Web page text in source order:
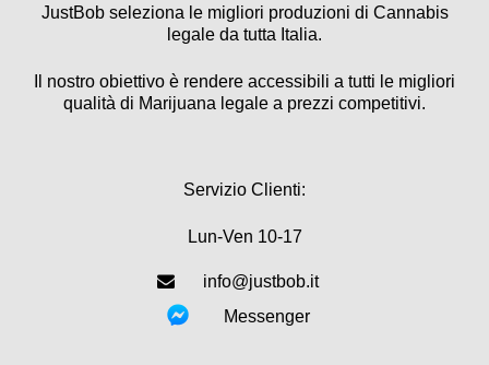
JustBob seleziona le migliori produzioni di Cannabis
legale da tutta Italia.
Il nostro obiettivo è rendere accessibili a tutti le migliori
qualità di Marijuana legale a prezzi competitivi.
Servizio Clienti:
Lun-Ven 10-17
info@justbob.it
Messenger